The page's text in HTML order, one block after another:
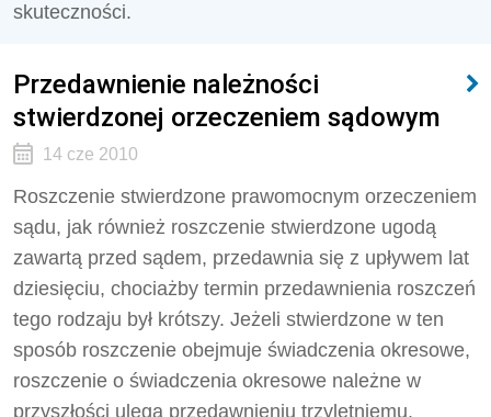
skuteczności.
Przedawnienie należności
stwierdzonej orzeczeniem sądowym
14 cze 2010
Roszczenie stwierdzone prawomocnym orzeczeniem
sądu, jak również roszczenie stwierdzone ugodą
zawartą przed sądem, przedawnia się z upływem lat
dziesięciu, chociażby termin przedawnienia roszczeń
tego rodzaju był krótszy. Jeżeli stwierdzone w ten
sposób roszczenie obejmuje świadczenia okresowe,
roszczenie o świadczenia okresowe należne w
przyszłości ulega przedawnieniu trzyletniemu.